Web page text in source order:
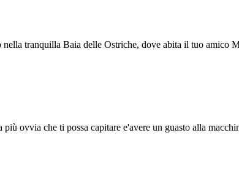
tranquilla Baia delle Ostriche, dove abita il tuo amico
ovvia che ti possa capitare e'avere un guasto alla